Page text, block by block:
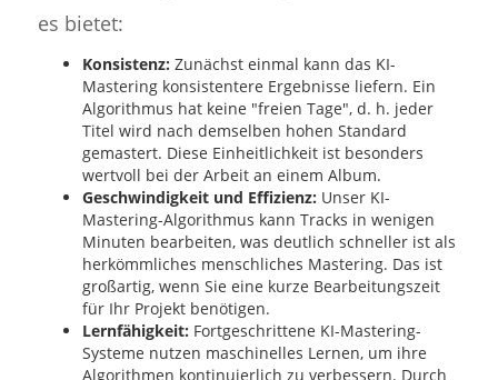
es bietet:
Konsistenz: Zunächst einmal kann das KI-
Mastering konsistentere Ergebnisse liefern. Ein
Algorithmus hat keine "freien Tage", d. h. jeder
Titel wird nach demselben hohen Standard
gemastert. Diese Einheitlichkeit ist besonders
wertvoll bei der Arbeit an einem Album.
Geschwindigkeit und Effizienz: Unser KI-
Mastering-Algorithmus kann Tracks in wenigen
Minuten bearbeiten, was deutlich schneller ist als
herkömmliches menschliches Mastering. Das ist
großartig, wenn Sie eine kurze Bearbeitungszeit
für Ihr Projekt benötigen.
Lernfähigkeit: Fortgeschrittene KI-Mastering-
Systeme nutzen maschinelles Lernen, um ihre
Algorithmen kontinuierlich zu verbessern. Durch